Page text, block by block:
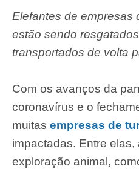
Elefantes de empresas
estão sendo
transportados de volta
Com os avanços da
coronavírus e o
muitas empresas de
impactadas. Entre
exploração animal,